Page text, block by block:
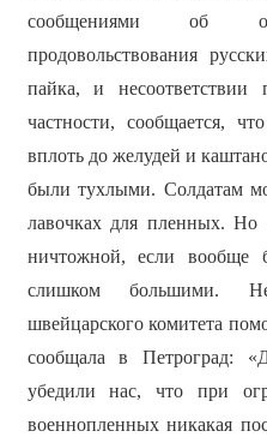
сообщениями об
продовольствования
пайка, и несоответствии
частности, сообщается,
вплоть до желудей и
были тухлыми. Солдатам
лавочках для пленных. Но
ничтожной, если
слишком большими.
швейцарского комитета
сообщала в Петроград:
убедили нас, что при
военнопленных никакая